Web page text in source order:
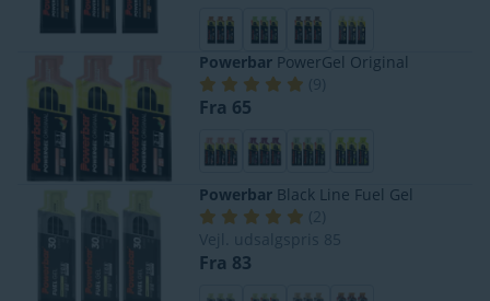
Powerbar PowerGel Original
( 9
Fra 65
Powerbar Black Line Fuel Gel
(2
Vejl. udsalgspris
85
Fra 83